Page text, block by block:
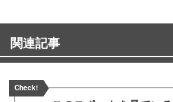
関連記事
Check!